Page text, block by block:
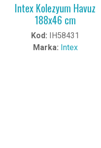
Intex Kolezyum Havuz
188x46 cm
Kod: IH58431
Marka: Intex